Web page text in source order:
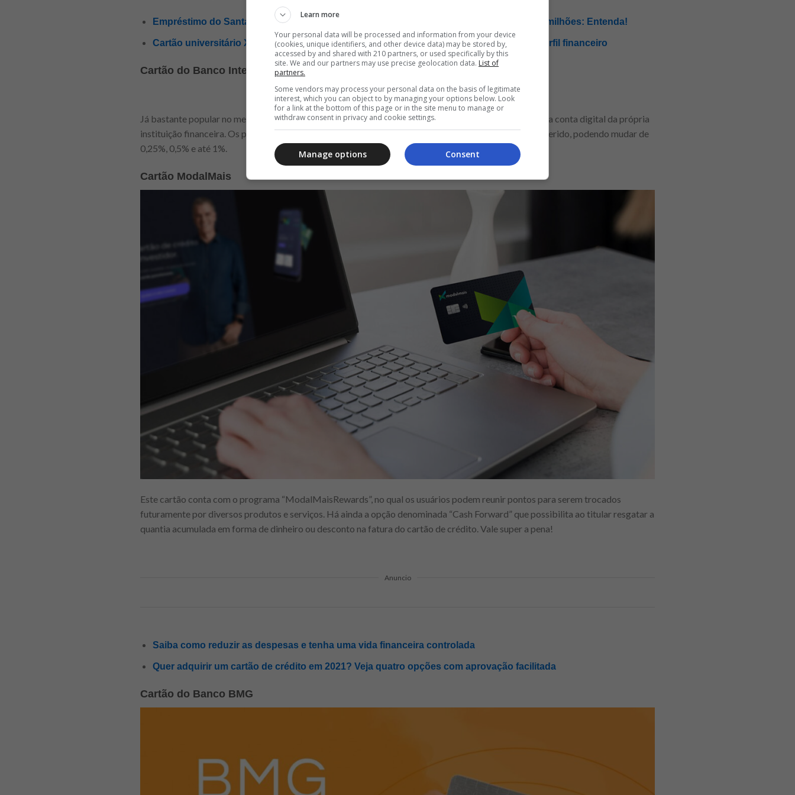
Empréstimo do Santander com garantia de imóvel oferece valores de R$ 30 mil até R$ 2 milhões: Entenda!
Cartão universitário X Cartão sem anuidade: descubra qual se encaixa melhor no seu perfil financeiro
Cartão do Banco Inter
Já bastante popular no mercado entre os usuários, esse produto disponibiliza cashback diretamente na conta digital da própria
instituição financeira. Os percentuais variam conforme a categoria de crédito na qual o cliente está inserido, podendo mudar de
0,25%, 0,5% e até 1%.
Cartão ModalMais
Este cartão conta com o programa “ModalMaisRewards”, no qual os usuários podem reunir pontos para serem trocados
futuramente por diversos produtos e serviços. Há ainda a opção denominada “Cash Forward” que possibilita ao titular resgatar a
quantia acumulada em forma de dinheiro ou desconto na fatura do cartão de crédito. Vale super a pena!
Anuncio
Saiba como reduzir as despesas e tenha uma vida financeira controlada
Quer adquirir um cartão de crédito em 2021? Veja quatro opções com aprovação facilitada
Cartão do Banco BMG
Learn more
Your personal data will be processed and information from your device
(cookies, unique identifiers, and other device data) may be stored by,
accessed by and shared with 210 partners, or used specifically by this
site. We and our partners may use precise geolocation data. List of
partners.
Some vendors may process your personal data on the basis of legitimate
interest, which you can object to by managing your options below. Look
for a link at the bottom of this page or in the site menu to manage or
withdraw consent in privacy and cookie settings.
Consent
Manage options